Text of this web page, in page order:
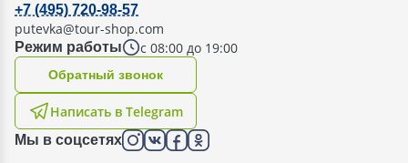
Режим работы с 08:00 до 19:00
+7 (495) 720-98-57
putevka@tour-shop.com
Написать в Telegram
Oбратный звонок
Мы в соцсетях